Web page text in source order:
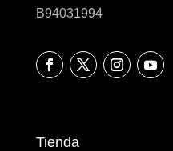
B94031994
Tienda